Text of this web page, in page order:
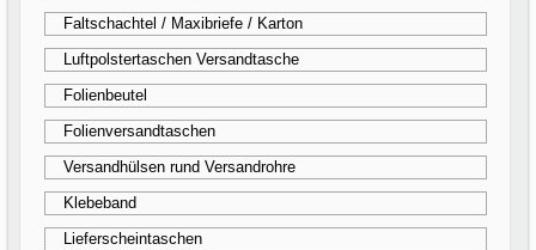
Faltschachtel / Maxibriefe / Karton
Luftpolstertaschen Versandtasche
Folienbeutel
Folienversandtaschen
Versandhülsen rund Versandrohre
Klebeband
Lieferscheintaschen